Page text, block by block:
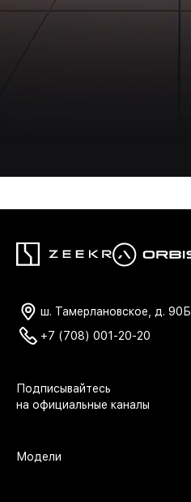
ш. Тамерлановское, д. 90Б
+7 (708) 001-20-20
Модели